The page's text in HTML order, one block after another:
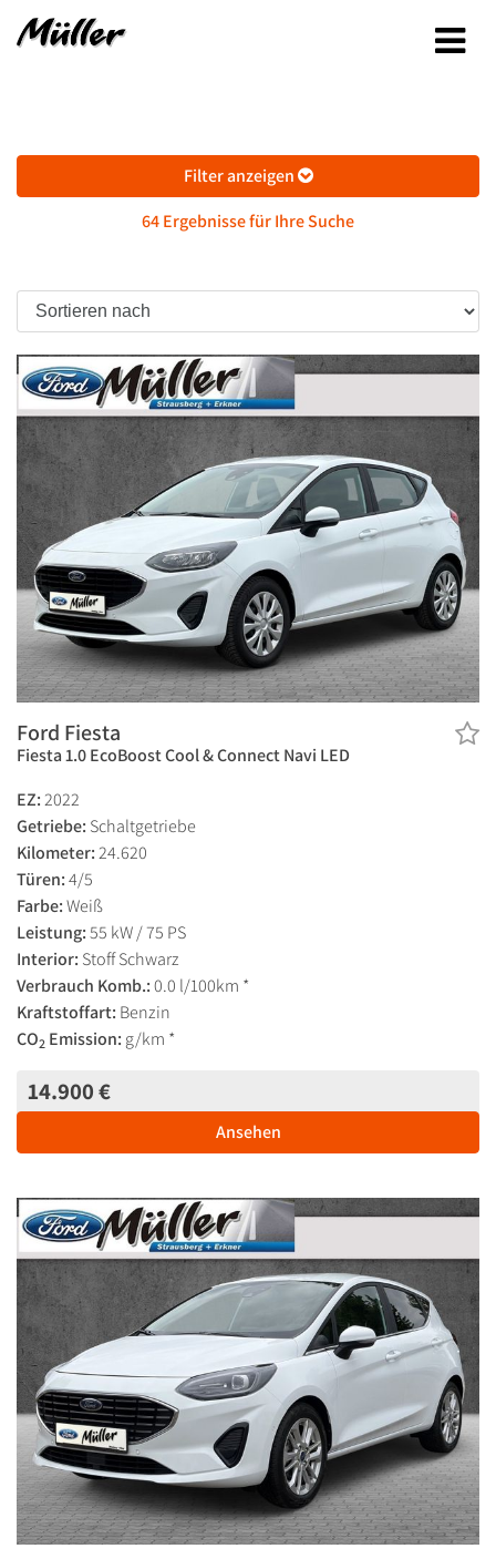
64 Ergebnisse für Ihre Suche
Ford Fiesta
Fiesta 1.0 EcoBoost Cool & Connect Navi LED
EZ:2022
Getriebe: Schaltgetriebe
Kilometer:24.620
Türen:4/5
Farbe:Weiß
Leistung:55 kW / 75 PS
Interior: Stoff Schwarz
Verbrauch Komb.:0.0 l/100km *
Kraftstoffart: Benzin
CO2 Emission: g/km *
14.900 €
Ansehen
Filter anzeigen